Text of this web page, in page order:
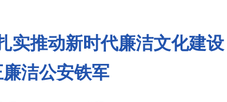
实推动新时代廉洁文化建设
洁公安铁军